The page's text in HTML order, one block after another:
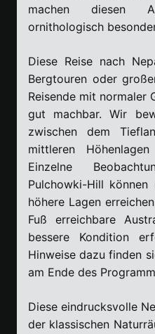
machen diesen
ornithologisch
Diese Reise nach
Bergtouren oder
Reisende mit normaler
gut machbar. Wir
zwischen dem
mittleren
Einzelne
Pulchowki-Hill
höhere Lagen
Fuß erreichbare
bessere Kondition
Hinweise dazu finden
am Ende des
Diese eindrucksvolle
der klassischen